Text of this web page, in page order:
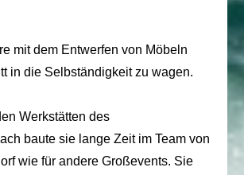
mit dem Entwerfen von Möbeln
in die Selbständigkeit zu wagen.
Werkstätten des
baute sie lange Zeit im Team von
wie für andere Großevents. Sie